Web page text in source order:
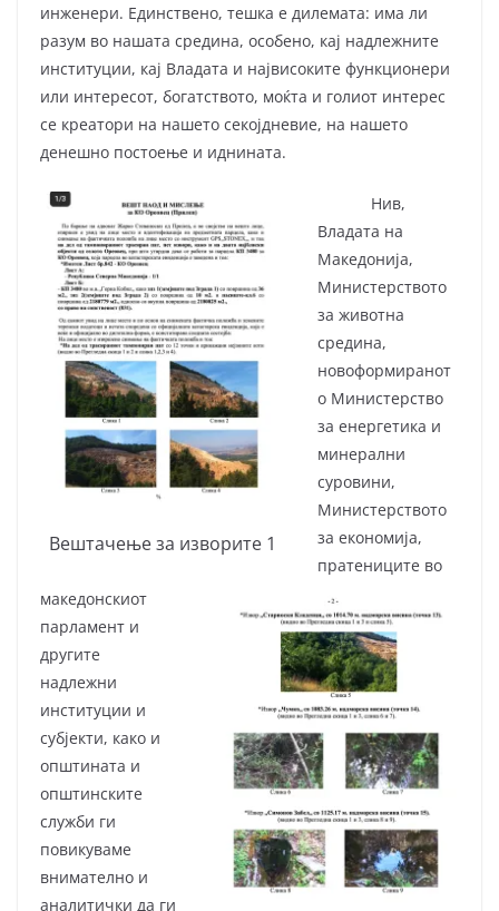
инженери. Единствено, тешка е дилемата: има ли
разум во нашата средина, особено, кај надлежните
институции, кај Владата и највисоките функционери
или интересот, богатството, моќта и голиот интерес
се креатори на нашето секојдневие, на нашето
денешно постоење и иднината.
Вештачење за изворите 1
Нив,
Владата на
Македонија,
Министерството
за животна
средина,
новоформиранот
о Министерство
за енергетика и
минерални
суровини,
Министерството
за економија,
пратениците во
македонскиот
парламент и
другите
надлежни
институции и
субјекти, како и
општината и
општинските
служби ги
повикуваме
внимателно и
аналитички да ги